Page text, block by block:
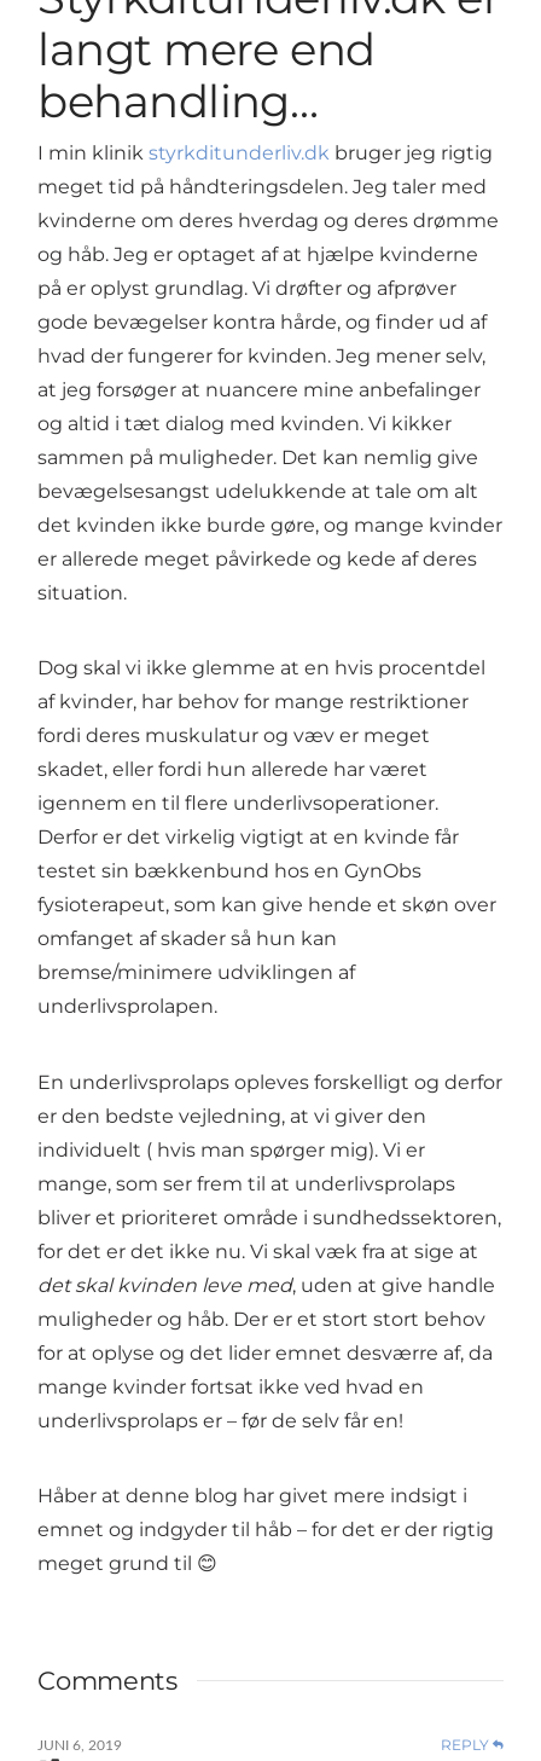
langt mere end
behandling…
I min klinikstyrkditunderliv.dk bruger jeg rigtig
meget tid på håndteringsdelen. Jeg taler med
kvinderne om deres hverdag og deres drømme
og håb. Jeg er optaget af at hjælpe kvinderne
på er oplyst grundlag. Vi drøfter og afprøver
gode bevægelser kontra hårde, og finder ud af
hvad der fungerer for kvinden. Jeg mener selv,
at jeg forsøger at nuancere mine anbefalinger
og altid i tæt dialog med kvinden. Vi kikker
sammen på muligheder. Det kan nemlig give
bevægelsesangst udelukkende at tale om alt
det kvinden ikke burde gøre, og mange kvinder
er allerede meget påvirkede og kede af deres
situation.
Dog skal vi ikke glemme at en hvis procentdel
af kvinder, har behov for mange restriktioner
fordi deres muskulatur og væv er meget
skadet, eller fordi hun allerede har været
igennem en til flere underlivsoperationer.
Derfor er det virkelig vigtigt at en kvinde får
testet sin bækkenbund hos en GynObs
fysioterapeut, som kan give hende et skøn over
omfanget af skader så hun kan
bremse/minimere udviklingen af
underlivsprolapen.
En underlivsprolaps opleves forskelligt og derfor
er den bedste vejledning, at vi giver den
individuelt ( hvis man spørger mig). Vi er
mange, som ser frem til at underlivsprolaps
bliver et prioriteret område i sundhedssektoren,
for det er det ikke nu. Vi skal væk fra at sige at
det skal kvinden leve med, uden at give handle
muligheder og håb. Der er et stort stort behov
for at oplyse og det lider emnet desværre af, da
mange kvinder fortsat ikke ved hvad en
underlivsprolaps er – før de selv får en!
Håber at denne blog har givet mere indsigt i
emnet og indgyder til håb – for det er der rigtig
meget grund til 😊
Comments
JUNI 6, 2019 REPLY